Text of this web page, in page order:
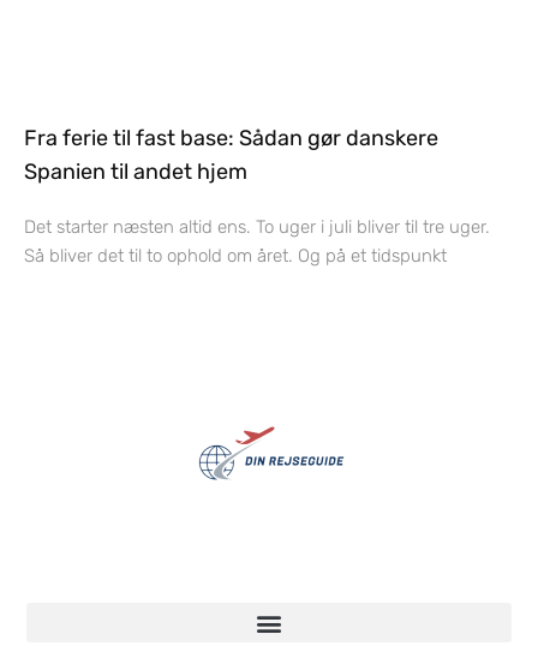
Fra ferie til fast base: Sådan gør danskere
Spanien til andet hjem
Det starter næsten altid ens. To uger i juli bliver til tre uger.
Så bliver det til to ophold om året. Og på et tidspunkt